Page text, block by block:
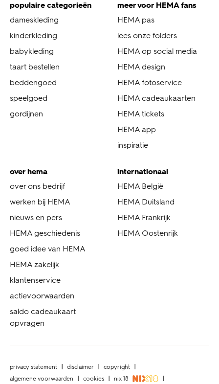
populaire categorieën
dameskleding
kinderkleding
babykleding
taart bestellen
beddengoed
speelgoed
gordijnen
meer voor HEMA fans
HEMA pas
lees onze folders
HEMA op social media
HEMA design
HEMA fotoservice
HEMA cadeaukaarten
HEMA tickets
HEMA app
inspiratie
over hema
over ons bedrijf
werken bij HEMA
nieuws en pers
HEMA geschiedenis
goed idee van HEMA
HEMA zakelijk
klantenservice
actievoorwaarden
saldo cadeaukaart
opvragen
internationaal
HEMA België
HEMA Duitsland
HEMA Frankrijk
HEMA Oostenrijk
privacy statement disclaimer
copyright
algemene voorwaarden
cookies nix 18